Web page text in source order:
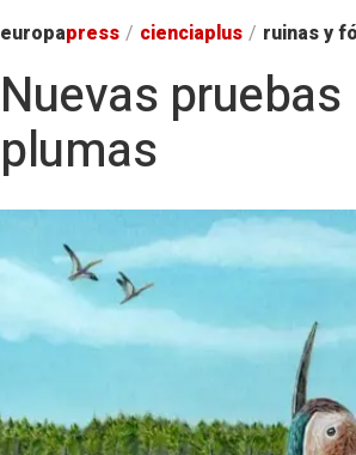
europapress / cienciaplus / ruinas y
Nuevas
plumas